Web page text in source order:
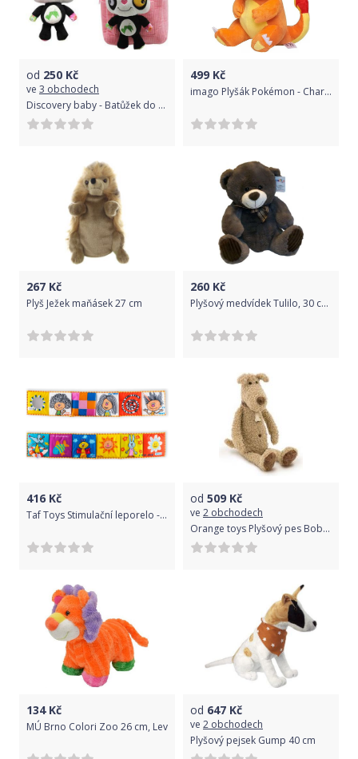
od 250 Kč
ve 3 obchodech
Discovery baby - Batůžek do školky s hračkou Panda
499 Kč
imago Plyšák Pokémon - Charmander
267 Kč
Plyš Ježek maňásek 27 cm
260 Kč
Plyšový medvídek Tulilo, 30 cm - hnědý
416 Kč
Taf Toys Stimulační leporelo - myšák
od 509 Kč
ve 2 obchodech
Orange toys Plyšový pes Bobby - velký
134Kč
MÚ Brno Colori Zoo 26 cm, Lev
od 647 Kč
ve 2 obchodech
Plyšový pejsek Gump 40 cm